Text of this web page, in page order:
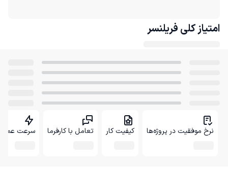
امتیاز کلی فریلنسر
نرخ موفقیت در پروژه‌ها کیفیت کار تعامل با کارفرما سرعت عمل